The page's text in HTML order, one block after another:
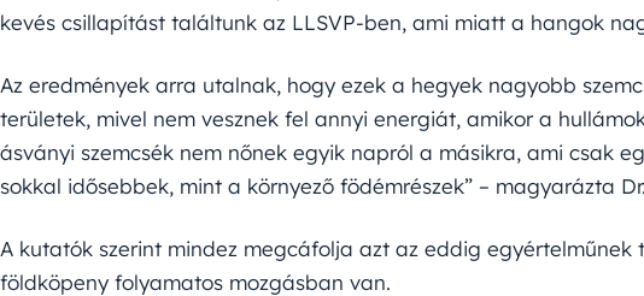
kevés csillapítást találtunk az LLSVP-ben, ami miatt a hangok
Az eredmények arra utalnak, hogy ezek a hegyek nagyobb
területek, mivel nem vesznek fel annyi energiát, amikor a
ásványi szemcsék nem nőnek egyik napról a másikra, ami csak
sokkal idősebbek, mint a környező födémrészek” – magyarázta
A kutatók szerint mindez megcáfolja azt az eddig egyértelműnek
földköpeny folyamatos mozgásban van.